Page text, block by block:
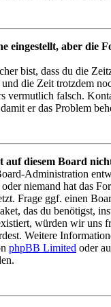
eingestellt, aber die
bist, dass du die
und die Zeit trotzdem
vermutlich falsch.
er das Problem
auf diesem Board
Administration
niemand hat das
Frage ggf. einen
das du benötigst,
würden wir uns
Weitere
phpBB Limited oder